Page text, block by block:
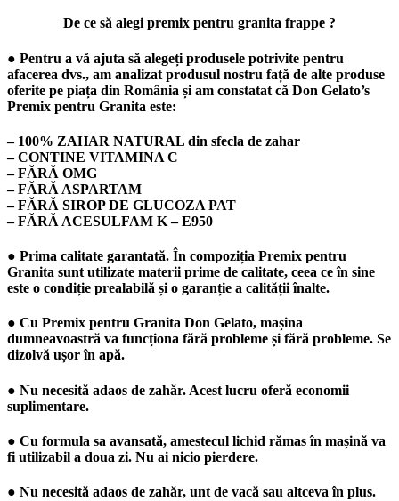
De ce să alegi premix pentru granita frappe ?
● Pentru a vă ajuta să alegeți produsele potrivite pentru
afacerea dvs., am analizat produsul nostru față de alte produse
oferite pe piața din România și am constatat că Don Gelato’s
Premix pentru Granita este:
– 100% ZAHAR NATURAL din sfecla de zahar
– CONTINE VITAMINA C
– FĂRĂ OMG
– FĂRĂ ASPARTAM
– FĂRĂ SIROP DE GLUCOZA PAT
– FĂRĂ ACESULFAM K – E950
● Prima calitate garantată. În compoziția Premix pentru
Granita sunt utilizate materii prime de calitate, ceea ce în sine
este o condiție prealabilă și o garanție a calității înalte.
● Cu Premix pentru Granita Don Gelato, mașina
dumneavoastră va funcționa fără probleme și fără probleme. Se
dizolvă ușor în apă.
● Nu necesită adaos de zahăr. Acest lucru oferă economii
suplimentare.
● Cu formula sa avansată, amestecul lichid rămas în mașină va
fi utilizabil a doua zi. Nu ai nicio pierdere.
● Nu necesită adaos de zahăr, unt de vacă sau altceva în plus.